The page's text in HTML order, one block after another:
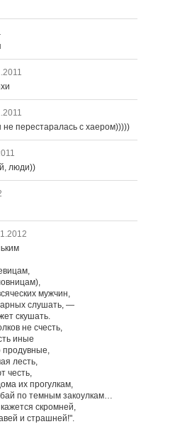
– Возлюбленный леди Бувье
– Тайны Успешного Брака
– Мыс Страха
– Гомер Поступает в Колледж
– Бутон розы
не перестаралась с хаером)))))
люди))
мужчин,
слушать, —
скушать.
не счесть,
иные
продувные,
лесть,
честь,
их прогулкам,
по темным закоулкам…
скромней,
и страшней!".